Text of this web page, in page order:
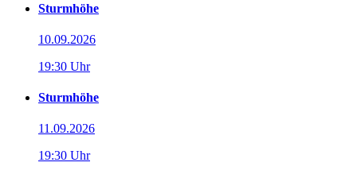
Sturmhöhe
10.09.2026
19:30 Uhr
Sturmhöhe
11.09.2026
19:30 Uhr